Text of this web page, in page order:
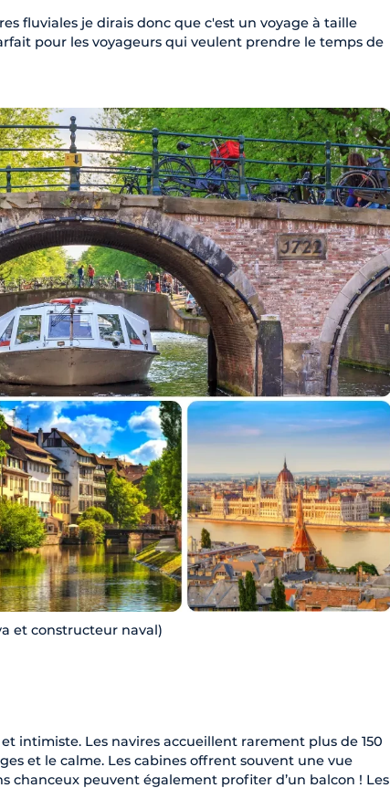
fluviales je dirais donc que c'est un voyage à taille
pour les voyageurs qui veulent prendre le temps de
et constructeur naval)
intimiste. Les navires accueillent rarement plus de 150
et le calme. Les cabines offrent souvent une vue
chanceux peuvent également profiter d’un balcon ! Les